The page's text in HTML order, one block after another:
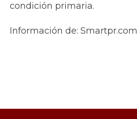
condición primaria.
Información de: Smartpr.com